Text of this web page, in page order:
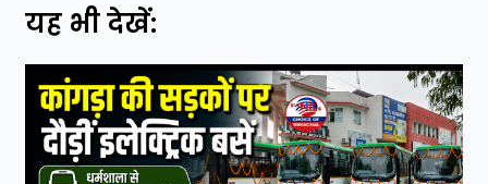
यह भी देखें: